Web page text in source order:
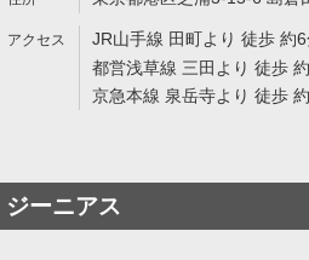
JR山手線 田町より 徒歩 約
都営浅草線 三田より 徒歩
京急本線 泉岳寺より 徒歩
ジーニアス